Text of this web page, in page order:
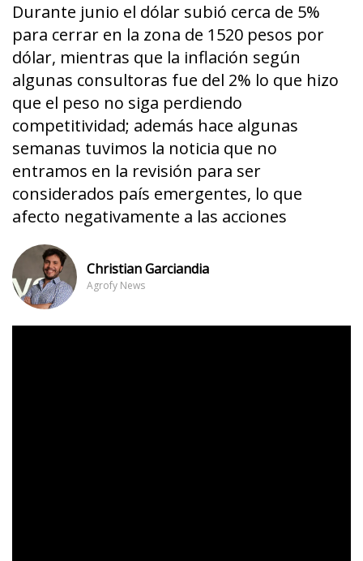
Durante junio el dólar subió cerca de 5%
para cerrar en la zona de 1520 pesos por
dólar, mientras que la inflación según
algunas consultoras fue del 2% lo que hizo
que el peso no siga perdiendo
competitividad; además hace algunas
semanas tuvimos la noticia que no
entramos en la revisión para ser
considerados país emergentes, lo que
afecto negativamente a las acciones
Christian Garciandia
Agrofy News